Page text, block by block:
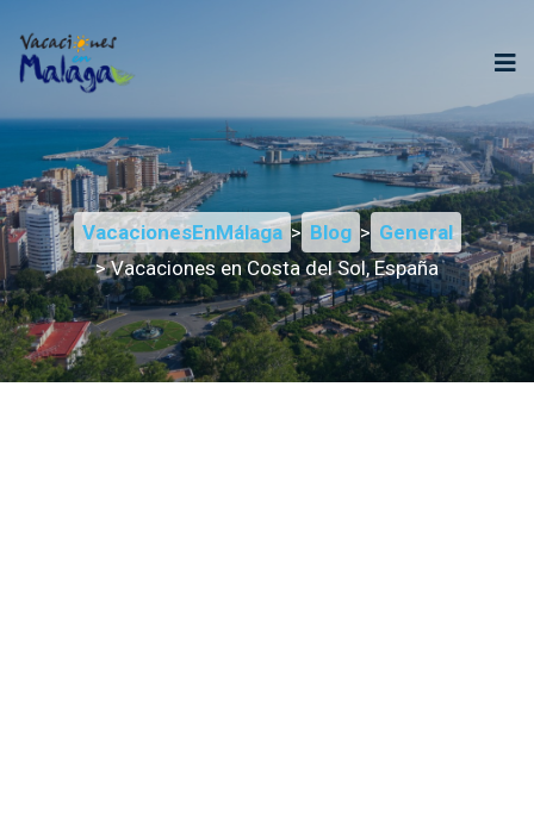
VacacionesEnMálaga > Blog > General
> Vacaciones en Costa del Sol, España